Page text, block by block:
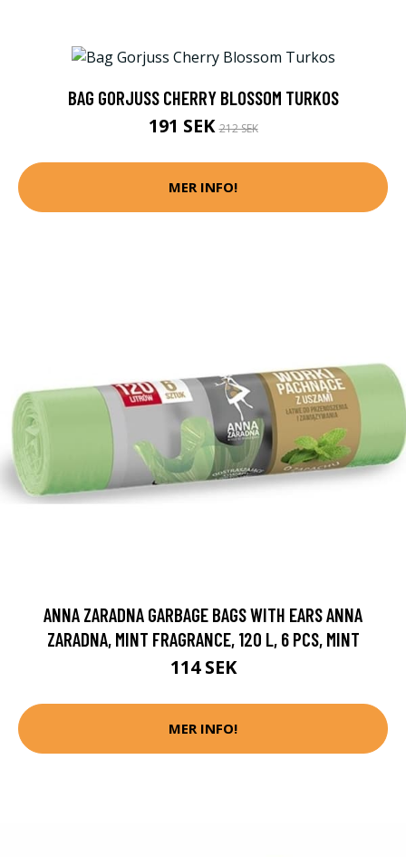
BAG GORJUSS CHERRY BLOSSOM TURKOS
191 SEK212 SEK
MER INFO!
ANNA ZARADNA GARBAGE BAGS WITH EARS ANNA
ZARADNA, MINT FRAGRANCE, 120 L, 6 PCS, MINT
114 SEK
MER INFO!